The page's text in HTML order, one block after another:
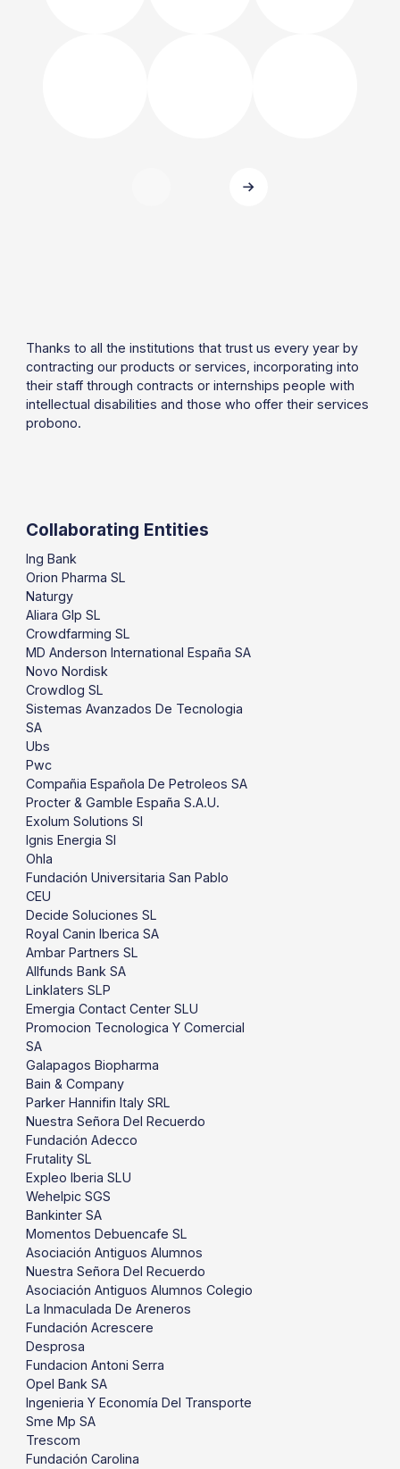
Thanks to all the institutions that trust us every year by
contracting our products or services, incorporating into
their staff through contracts or internships people with
intellectual disabilities and those who offer their services
probono.
Collaborating Entities
Ing Bank
Orion Pharma SL
Naturgy
Aliara Glp SL
Crowdfarming SL
MD Anderson International España SA
Novo Nordisk
Crowdlog SL
Sistemas Avanzados De Tecnologia
SA
Ubs
Pwc
Compañia Española De Petroleos SA
Procter & Gamble España S.A.U.
Exolum Solutions Sl
Ignis Energia Sl
Ohla
Fundación Universitaria San Pablo
CEU
Decide Soluciones SL
Royal Canin Iberica SA
Ambar Partners SL
Allfunds Bank SA
Linklaters SLP
Emergia Contact Center SLU
Promocion Tecnologica Y Comercial
SA
Galapagos Biopharma
Bain & Company
Parker Hannifin Italy SRL
Nuestra Señora Del Recuerdo
Fundación Adecco
Frutality SL
Expleo Iberia SLU
Wehelpic SGS
Bankinter SA
Momentos Debuencafe SL
Asociación Antiguos Alumnos
Nuestra Señora Del Recuerdo
Asociación Antiguos Alumnos Colegio
La Inmaculada De Areneros
Fundación Acrescere
Desprosa
Fundacion Antoni Serra
Opel Bank SA
Ingenieria Y Economía Del Transporte
Sme Mp SA
Trescom
Fundación Carolina